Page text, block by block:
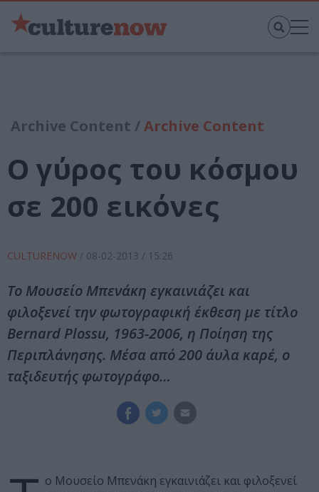
Archive Content /Archive Content
Ο γύρος του κόσμου
σε 200 εικόνες
CULTURENOW / 08-02-2013 / 15:26
Το Μουσείο Μπενάκη εγκαινιάζει και
φιλοξενεί την φωτογραφική έκθεση με τίτλο
Bernard Plossu, 1963-2006, η Ποίηση της
Περιπλάνησης. Μέσα από 200 άυλα καρέ, ο
ταξιδευτής φωτογράφο…
ο Μουσείο Μπενάκη εγκαινιάζει και φιλοξενεί